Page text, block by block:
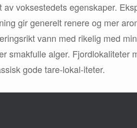
voksestedets egenskaper.
gir generelt renere og mer
vann med rikelig med
smakfulle alger. Fjordlokaliteter
gode tare-lokal-iteter.